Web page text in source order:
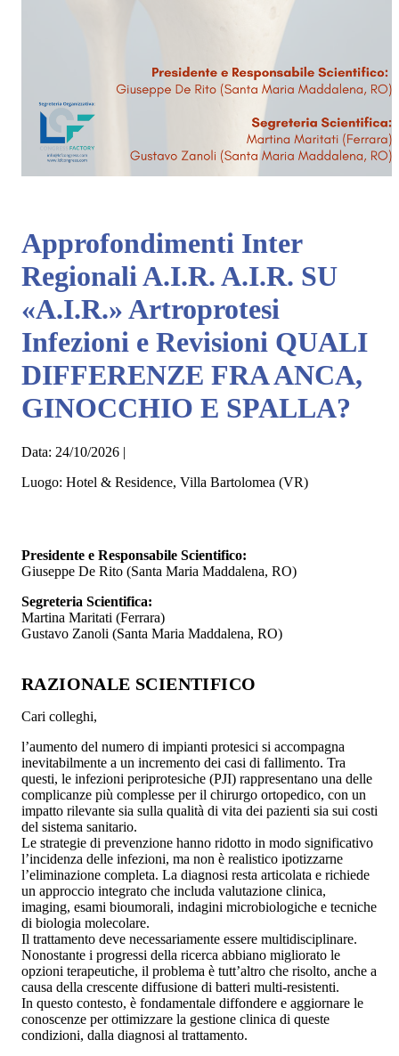
Approfondimenti Inter
Regionali A.I.R. A.I.R. SU
«A.I.R.» Artroprotesi
Infezioni e Revisioni QUALI
DIFFERENZE FRA ANCA,
GINOCCHIO E SPALLA?
Data: 24/10/2026 |
Luogo: Hotel & Residence, Villa Bartolomea (VR)
Presidente e Responsabile Scientifico:
Giuseppe De Rito (Santa Maria Maddalena, RO)
Segreteria Scientifica:
Martina Maritati (Ferrara)
Gustavo Zanoli (Santa Maria Maddalena, RO)
RAZIONALE SCIENTIFICO
Cari colleghi,
l’aumento del numero di impianti protesici si accompagna
inevitabilmente a un incremento dei casi di fallimento. Tra
questi, le infezioni periprotesiche (PJI) rappresentano una delle
complicanze più complesse per il chirurgo ortopedico, con un
impatto rilevante sia sulla qualità di vita dei pazienti sia sui costi
del sistema sanitario.
Le strategie di prevenzione hanno ridotto in modo significativo
l’incidenza delle infezioni, ma non è realistico ipotizzarne
l’eliminazione completa. La diagnosi resta articolata e richiede
un approccio integrato che includa valutazione clinica,
imaging, esami bioumorali, indagini microbiologiche e tecniche
di biologia molecolare.
Il trattamento deve necessariamente essere multidisciplinare.
Nonostante i progressi della ricerca abbiano migliorato le
opzioni terapeutiche, il problema è tutt’altro che risolto, anche a
causa della crescente diffusione di batteri multi-resistenti.
In questo contesto, è fondamentale diffondere e aggiornare le
conoscenze per ottimizzare la gestione clinica di queste
condizioni, dalla diagnosi al trattamento.